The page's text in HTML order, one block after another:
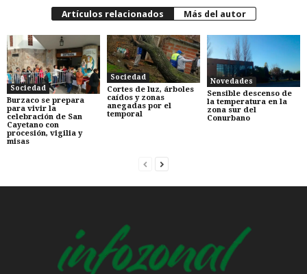
Artículos relacionados Más del autor
Sociedad
Burzaco se prepara
para vivir la
celebración de San
Cayetano con
procesión, vigilia y
misas
Sociedad
Cortes de luz, árboles
caídos y zonas
anegadas por el
temporal
Novedades
Sensible descenso de
la temperatura en la
zona sur del
Conurbano